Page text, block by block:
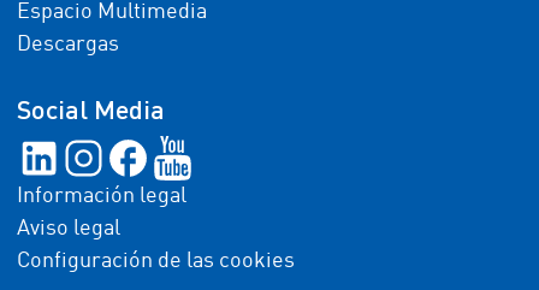
Espacio Multimedia
Descargas
Social Media
Información legal
Aviso legal
Configuración de las cookies